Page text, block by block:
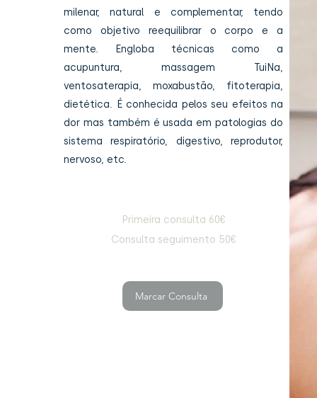
milenar, natural e complementar, tendo
como objetivo reequilibrar o corpo e a
mente. Engloba técnicas como a
acupuntura, massagem TuiNa,
ventosaterapia, moxabustão, fitoterapia,
dietética. É conhecida pelos seu efeitos na
dor mas também é usada em patologias do
sistema respiratório, digestivo, reprodutor,
nervoso, etc.
Primeira consulta 60€
Consulta seguimento 50€
Marcar Consulta